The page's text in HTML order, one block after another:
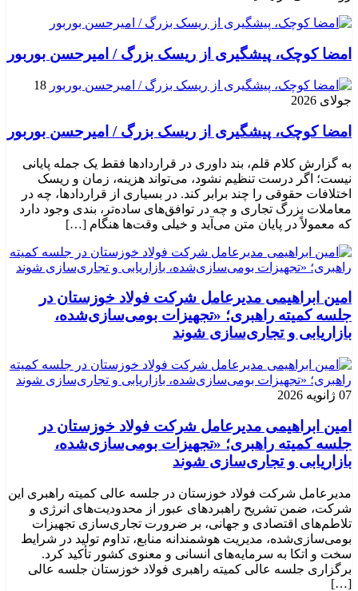
امضا کوچک، پیشگیری از ریسک بزرگ / امیرحسن بوربور
18
جولای 2026
امضا کوچک، پیشگیری از ریسک بزرگ / امیرحسن بوربور
به گزارش کلام قلم، بند داوری در قراردادها فقط یک جمله پایانی
نیست؛ اگر درست تنظیم نشود، می‌تواند هزینه، زمان و ریسک
اختلافات حقوقی را چند برابر کند. در بسیاری از قراردادها، چه در
معاملات بزرگ تجاری و چه در توافق‌های ساده‌تر، بندی وجود دارد
که معمولاً در پایان متن می‌آید و خیلی وقت‌ها هنگام […]
امین ابراهیمی مدیرعامل شرکت فولاد خوزستان در
جلسه کمیته راهبری؛ «تجهیزات بومی‌سازی‌شده،
بازاریابی و تجاری‌سازی شوند
07 ژانویه 2026
امین ابراهیمی مدیرعامل شرکت فولاد خوزستان در
جلسه کمیته راهبری؛ «تجهیزات بومی‌سازی‌شده،
بازاریابی و تجاری‌سازی شوند
مدیرعامل شرکت فولاد خوزستان در جلسه عالی کمیته راهبری این
شرکت، ضمن تشریح راهبردهای عبور از محدودیت‌های انرژی و
تلاطم‌های اقتصادی و جهانی، بر ضرورت تجاری‌سازی تجهیزات
بومی‌سازی‌شده، مدیریت هوشمندانه منابع، تداوم تولید در شرایط
سخت و اتکا به سرمایه‌های انسانی و معنوی کشور تأکید کرد.
برگزاری جلسه عالی کمیته راهبری فولاد خوزستان جلسه عالی
[…]